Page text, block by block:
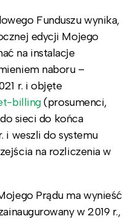
Funduszu wynika,
edycji Mojego
na instalacje
naboru –
r. i objęte
billing(prosumenci,
sieci do końca
i weszli do systemu
na rozliczenia w
Prądu ma wynieść
w 2019 r.,